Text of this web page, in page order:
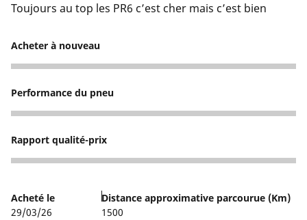
Toujours au top les PR6 c’est cher mais c’est bien
Acheter à nouveau
5
Performance du pneu
5
Rapport qualité-prix
3
Acheté le
29/03/26
Distance approximative parcourue (Km)
1500